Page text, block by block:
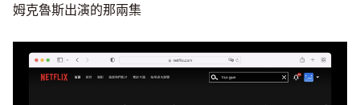
姆克魯斯出演的那兩集